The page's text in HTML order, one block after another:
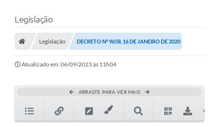
Legislação
Legislação DECRETO Nº 9658, 16 DE JANEIRO DE 2020
Atualizado em: 06/09/2023 às 11h04
ARRASTE PARA VER MAIS